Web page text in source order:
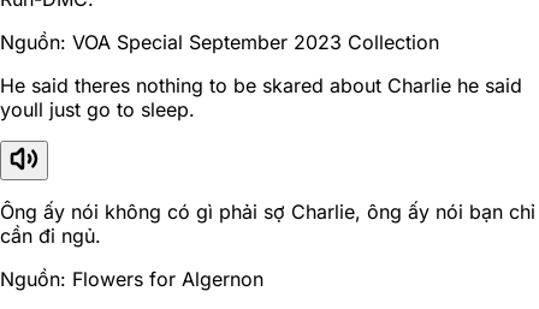
Nguồn: VOA Special September 2023 Collection
He said theres nothing to be skared about Charlie he said
youll just go to sleep.
Ông ấy nói không có gì phải sợ Charlie, ông ấy nói bạn chỉ
cần đi ngủ.
Nguồn: Flowers for Algernon